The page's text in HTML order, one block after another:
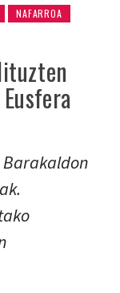
NAFARROA